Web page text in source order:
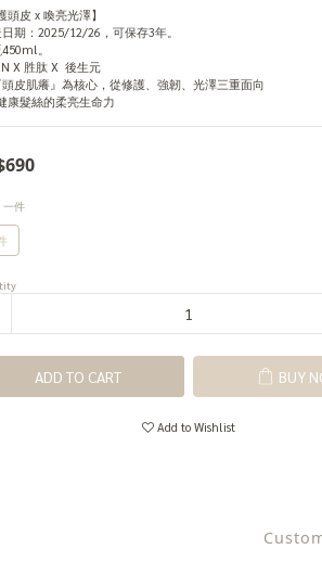
頭皮 x 喚亮光澤】
期：2025/12/26，可保存3年。
。
X 胜肽 X  後生元
皮肌癢』為核心，從修護、強韌、光澤三重面向
康髮絲的柔亮生命力
一件
ADD TO CART BUY
Add to Wishlist